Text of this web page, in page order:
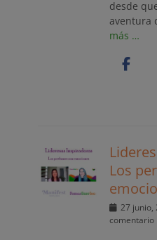
desde
aventura
más …
Los
Publicado
el
27 junio,
comentario